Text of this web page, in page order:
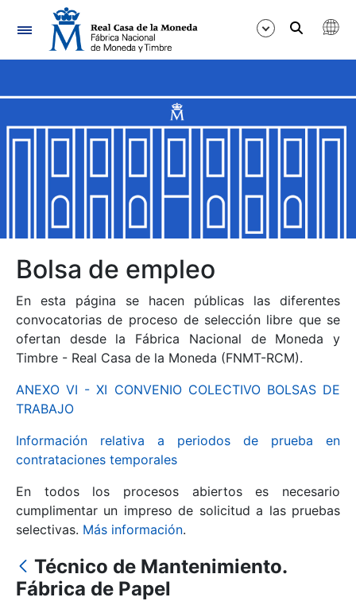
Navegación
Mostrar/Ocultar
Mostrar/Ocultar
Mostrar/Ocultar
Mostrar/Ocultar
Mostrar/Ocultar
Mostrar/Ocultar
Bolsa de empleo
En esta página se hacen públicas las diferentes
convocatorias de proceso de selección libre que se
ofertan desde la Fábrica Nacional de Moneda y
Timbre - Real Casa de la Moneda (FNMT-RCM).
ANEXO VI - XI CONVENIO COLECTIVO BOLSAS DE
TRABAJO
Información relativa a periodos de prueba en
contrataciones temporales
En todos los procesos abiertos es necesario
cumplimentar un impreso de solicitud a las pruebas
selectivas. Más información.
Técnico de Mantenimiento.
Fábrica de Papel